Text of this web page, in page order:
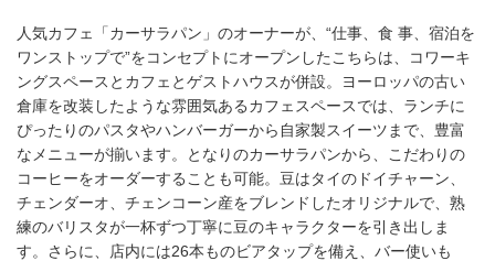
人気カフェ「カーサラパン」のオーナーが、“仕事、食 事、宿泊を
ワンストップで”をコンセプトにオープンしたこちらは、コワーキ
ングスペースとカフェとゲストハウスが併設。ヨーロッパの古い
倉庫を改装したような雰囲気あるカフェスペースでは、ランチに
ぴったりのパスタやハンバーガーから自家製スイーツまで、豊富
なメニューが揃います。となりのカーサラパンから、こだわりの
コーヒーをオーダーすることも可能。豆はタイのドイチャーン、
チェンダーオ、チェンコーン産をブレンドしたオリジナルで、熟
練のバリスタが一杯ずつ丁寧に豆のキャラクターを引き出しま
す。さらに、店内には26本ものビアタップを備え、バー使いも